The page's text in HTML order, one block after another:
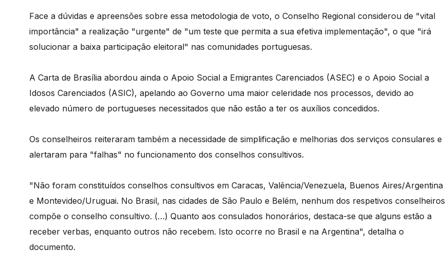
Face a dúvidas e apreensões sobre essa metodologia de voto, o Conselho Regional considerou de "vital
importância" a realização "urgente" de "um teste que permita a sua efetiva implementação", o que "irá
solucionar a baixa participação eleitoral" nas comunidades portuguesas.
A Carta de Brasília abordou ainda o Apoio Social a Emigrantes Carenciados (ASEC) e o Apoio Social a
Idosos Carenciados (ASIC), apelando ao Governo uma maior celeridade nos processos, devido ao
elevado número de portugueses necessitados que não estão a ter os auxílios concedidos.
Os conselheiros reiteraram também a necessidade de simplificação e melhorias dos serviços consulares e
alertaram para "falhas" no funcionamento dos conselhos consultivos.
"Não foram constituídos conselhos consultivos em Caracas, Valência/Venezuela, Buenos Aires/Argentina
e Montevideo/Uruguai. No Brasil, nas cidades de São Paulo e Belém, nenhum dos respetivos conselheiros
compõe o conselho consultivo. (…) Quanto aos consulados honorários, destaca-se que alguns estão a
receber verbas, enquanto outros não recebem. Isto ocorre no Brasil e na Argentina", detalha o
documento.